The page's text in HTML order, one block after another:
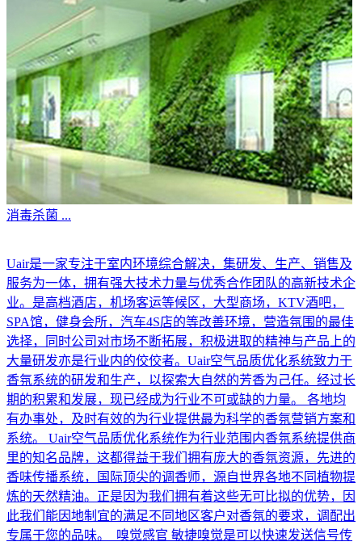
消毒杀菌 ...
Uair是一家专注于室内环境综合解决，集研发、生产、销售及
服务为一体，拥有强大技术力量与优秀合作团队的高新技术企
业。是高档酒店，机场客运等候区，大型商场，KTV酒吧，
SPA馆，健身会所，汽车4S店的等改善环境，营造氛围的最佳
选择，同时公司对市场不断拓展，积极进取的精神与产品上的
大量研发亦是行业内的佼佼者。Uair空气品质优化系统致力于
香氛系统的研发和生产，以探索大自然的芳香为己任。经过长
期的积累和发展，现已经成为行业不可或缺的力量。 各地均
有办事处，及时有效的为行业提供最为科学的香氛营销方案和
系统。 Uair空气品质优化系统作为行业范围内香氛系统提供商
里的知名品牌，这都得益于我们拥有庞大的香氛资源，先进的
香味传播系统，国际顶尖的调香师，源自世界各地不同植物提
炼的天然精油。正是因为我们拥有着这些无可比拟的优势，因
此我们能因地制宜的满足不同地区客户对香氛的要求，调配出
专属于您的品味。 嗅觉感官 敏捷嗅觉是可以快速发送信号传